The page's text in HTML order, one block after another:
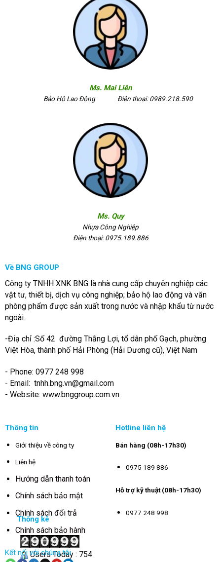
Ms. Mai Liên
Bảo Hộ Lao Động Điện thoại: 0989.218.590
Ms. Quy
Nhựa Công Nghiệp
Điện thoại: 0975.189.886
Về BNG GROUP
Công ty TNHH XNK BNG là nhà cung cấp chuyên nghiệp các
vật tư, thiết bị, dịch vụ công nghiệp; bảo hộ lao động và văn
phòng phẩm được sản xuất trong nước và nhập khẩu từ nước
ngoài.
-Điạ chỉ :Số 42 đường Thắng Lợi, tổ dân phố Gạch, phường
Việt Hòa, thành phố Hải Phòng (Hải Dương cũ), Việt Nam
- Phone: 0977 248 998
- Email: tnhh.bng.vn@gmail.com
- Website: www.bnggroup.com.vn
Thông tin
Giới thiệu về công ty
Liên hệ
Hướng dẫn thanh toán
Chính sách bảo mật
Chính sách đổi trả
Chính sách bảo hành
Kết nối với chúng tôi
Hotline liên hệ
Bán hàng (08h-17h30)
0975 189 886
Hỗ trợ kỹ thuật (08h-17h30)
0977 248 998
Thống kê
Users Today : 754